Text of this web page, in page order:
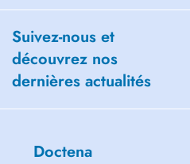
Suivez-nous et
découvrez nos
dernières actualités
Doctena